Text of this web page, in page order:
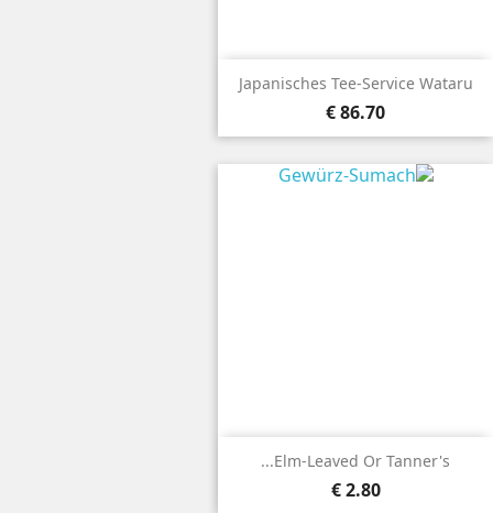
Japanisches Tee-Service Wataru
86.70 €
Elm-Leaved Or Tanner's...
2.80 €